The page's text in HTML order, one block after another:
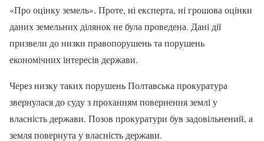
«Про оцінку земель». Проте, ні експерта, ні грошова оцінки
даних земельних ділянок не була проведена. Дані дії
призвели до низки правопорушень та порушень
економічних інтересів держави.
Через низку таких порушень Полтавська прокуратура
звернулася до суду з проханням повернення землі у
власність держави. Позов прокуратури був задовільнений, а
земля повернута у власність держави.